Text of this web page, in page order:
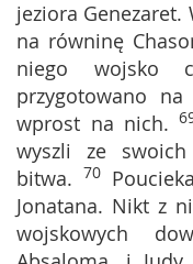
jeziora Genezaret.
na równinę
niego wojsko
przygotowano
wprost na nich.
wyszli ze
bitwa. 70
Jonatana. Nikt z
wojskowych